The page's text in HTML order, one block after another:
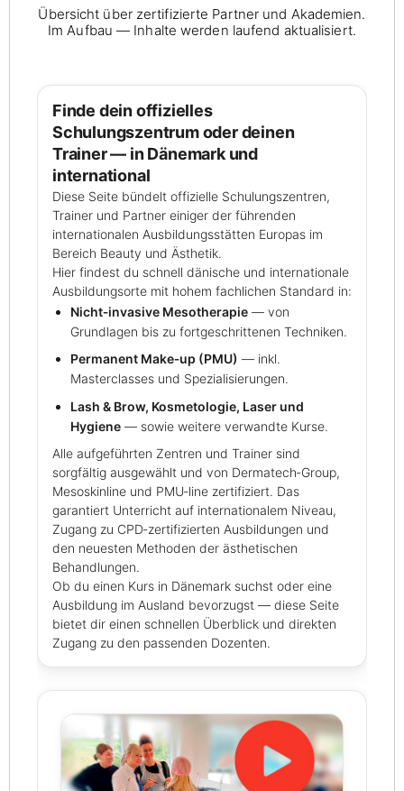
Übersicht über zertifizierte Partner und Akademien.
Im Aufbau — Inhalte werden laufend aktualisiert.
Finde dein offizielles
Schulungszentrum oder deinen
Trainer — in Dänemark und
international
Diese Seite bündelt offizielle Schulungszentren,
Trainer und Partner einiger der führenden
internationalen Ausbildungsstätten Europas im
Bereich Beauty und Ästhetik.
Hier findest du schnell dänische und internationale
Ausbildungsorte mit hohem fachlichen Standard in:
Nicht‑invasive Mesotherapie — von
Grundlagen bis zu fortgeschrittenen Techniken.
Permanent Make‑up (PMU) — inkl.
Masterclasses und Spezialisierungen.
Lash & Brow, Kosmetologie, Laser und
Hygiene — sowie weitere verwandte Kurse.
Alle aufgeführten Zentren und Trainer sind
sorgfältig ausgewählt und von Dermatech‑Group,
Mesoskinline und PMU‑line zertifiziert. Das
garantiert Unterricht auf internationalem Niveau,
Zugang zu CPD‑zertifizierten Ausbildungen und
den neuesten Methoden der ästhetischen
Behandlungen.
Ob du einen Kurs in Dänemark suchst oder eine
Ausbildung im Ausland bevorzugst — diese Seite
bietet dir einen schnellen Überblick und direkten
Zugang zu den passenden Dozenten.